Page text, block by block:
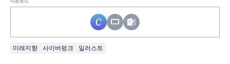
미래지향 사이버펑크 일러스트